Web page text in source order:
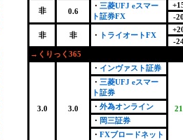
非 0.6
・ 三菱UFJ eスマー
ト証券FX
-
非 非 ・ トライオートFX
-
→くりっく365
3.0 3.0
・ インヴァスト証券
・ 三菱UFJ eスマー
ト証券
・ 外為オンライン
・ 岡三証券
・ FXブロードネット